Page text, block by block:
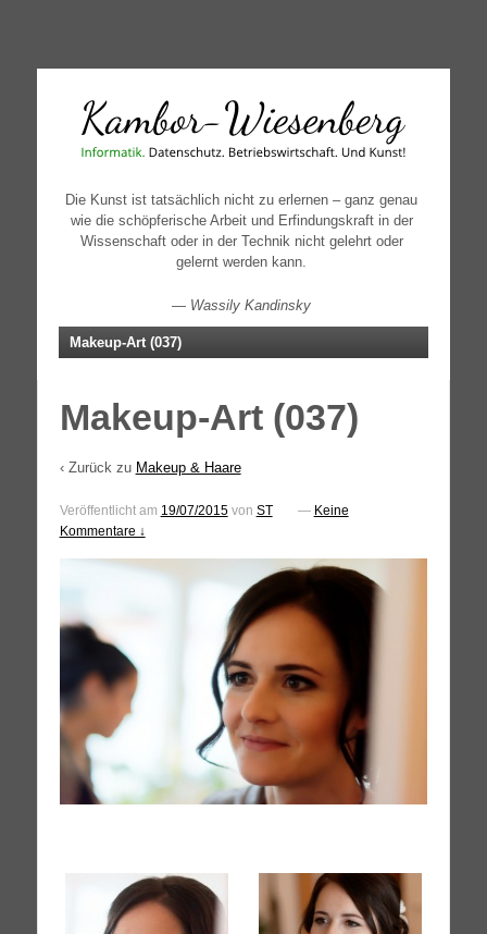
↓
CONTENT
Die Kunst ist tatsächlich nicht zu erlernen – ganz genau
wie die schöpferische Arbeit und Erfindungskraft in der
Wissenschaft oder in der Technik nicht gelehrt oder
gelernt werden kann.
— Wassily Kandinsky
Makeup-Art (037)
Makeup-Art (037)
‹ Zurück zu Makeup & Haare
Veröffentlicht am 19/07/2015von ST — Keine
Kommentare ↓